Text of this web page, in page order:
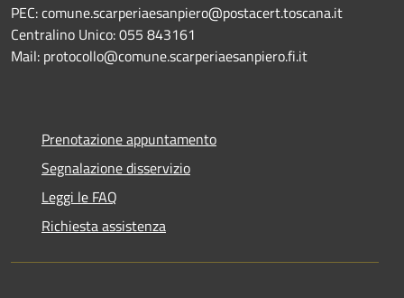
PEC: comune.scarperiaesanpiero@postacert.toscana.it
Centralino Unico: 055 843161
Mail: protocollo@comune.scarperiaesanpiero.fi.it
Prenotazione appuntamento
Segnalazione disservizio
Leggi le FAQ
Richiesta assistenza